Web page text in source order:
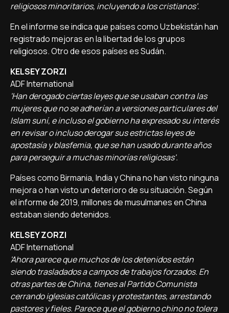
religiosos minoritarios, incluyendo a los cristianos'.
En el informe se indica que países como Uzbekistán han
registrado mejoras en la libertad de los grupos
religiosos. Otro de esos países es Sudán.
KELSEY ZORZI
ADF International
'Han derogado ciertas leyes que se usaban contra las
mujeres que no se adherían a versiones particulares del
Islam suní, e incluso el gobierno ha expresado su interés
en revisar o incluso derogar sus estrictas leyes de
apostasía y blasfemia, que se han usado durante años
para perseguir a muchas minorías religiosas'.
Países como Birmania, India y China no han visto ninguna
mejora o han visto un deterioro de su situación. Según
el informe de 2019, millones de musulmanes en China
estaban siendo detenidos.
KELSEY ZORZI
ADF International
'Ahora parece que muchos de los detenidos están
siendo trasladados a campos de trabajos forzados. En
otras partes de China, tienes al Partido Comunista
cerrando iglesias católicas y protestantes, arrestando
pastores y fieles. Parece que el gobierno chino no tolera